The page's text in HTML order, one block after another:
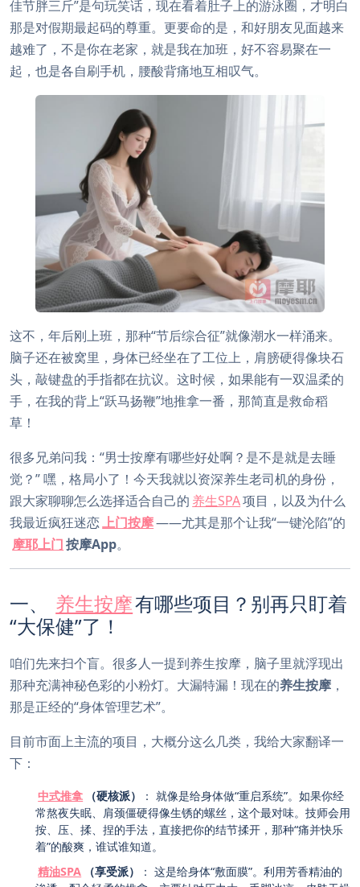
佳节胖三斤”是句玩笑话，现在看着肚子上的游泳圈，才明白
那是对假期最起码的尊重。更要命的是，和好朋友见面越来
越难了，不是你在老家，就是我在加班，好不容易聚在一
起，也是各自刷手机，腰酸背痛地互相叹气。
这不，年后刚上班，那种“节后综合征”就像潮水一样涌来。
脑子还在被窝里，身体已经坐在了工位上，肩膀硬得像块石
头，敲键盘的手指都在抗议。这时候，如果能有一双温柔的
手，在我的背上“跃马扬鞭”地推拿一番，那简直是救命稻
草！
很多兄弟问我：“男士按摩有哪些好处啊？是不是就是去睡
觉？” 嘿，格局小了！今天我就以资深养生老司机的身份，
跟大家聊聊怎么选择适合自己的 养生SPA项目，以及为什么
我最近疯狂迷恋上门按摩——尤其是那个让我“一键沦陷”的
摩耶上门按摩App。
一、 养生按摩有哪些项目？别再只盯着
“大保健”了！
咱们先来扫个盲。很多人一提到养生按摩，脑子里就浮现出
那种充满神秘色彩的小粉灯。大漏特漏！现在的养生按摩 ，
那是正经的“身体管理艺术”。
目前市面上主流的项目，大概分这么几类，我给大家翻译一
下：
中式推拿 （硬核派）
： 就像是给身体做“重启系统”。如果你经
常熬夜失眠、肩颈僵硬得像生锈的螺丝，这个最对味。技师会用
按、压、揉、捏的手法，直接把你的结节揉开，那种“痛并快乐
着”的酸爽，谁试谁知道。
精油SPA
（享受派）
： 这是给身体“敷面膜”。利用芳香精油的